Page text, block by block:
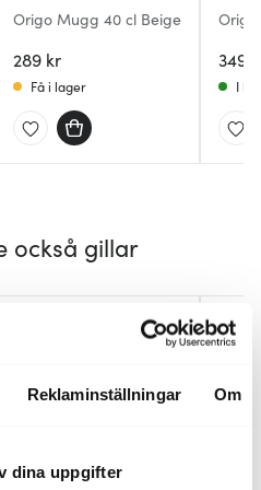
Reklaminställningar Om
dina uppgifter
Origo Mugg 40 cl Beige
289 kr
Få i lager
Origo
349
I
också gillar
40%